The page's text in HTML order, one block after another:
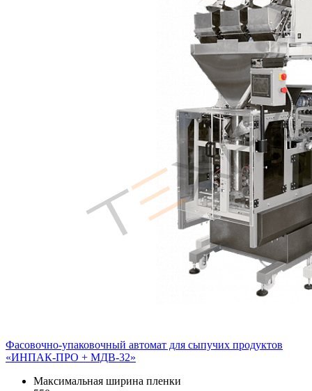
Фасовочно-упаковочный автомат для сыпучих продуктов
«ИНПАК-ПРО + МДВ-32»
Максимальная ширина пленки